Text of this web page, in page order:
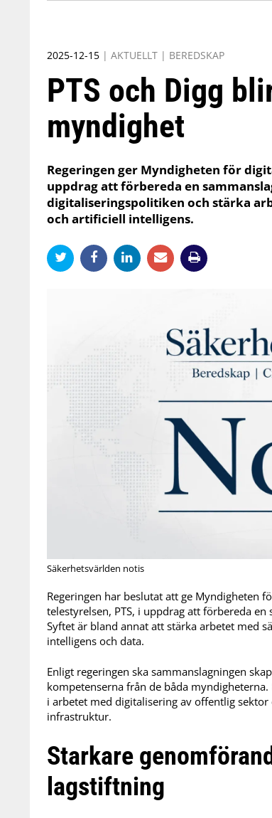
2025-12-15 | AKTUELLT | BEREDSKAP
PTS och Digg
myndighet
Regeringen ger Myndigheten för
uppdrag att förbereda en
digitaliseringspolitiken och stärka
och artificiell intelligens.
Säkerhetsvärlden notis
Regeringen har beslutat att ge Myndigheten
telestyrelsen, PTS, i uppdrag att förbereda
Syftet är bland annat att stärka arbetet med
intelligens och data.
Enligt regeringen ska sammanslagningen
kompetenserna från de båda
i arbetet med digitalisering av offentlig
infrastruktur.
Starkare
lagstiftning